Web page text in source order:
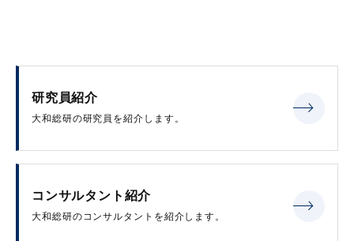
研究員紹介
大和総研の研究員を紹介します。
コンサルタント紹介
大和総研のコンサルタントを紹介します。